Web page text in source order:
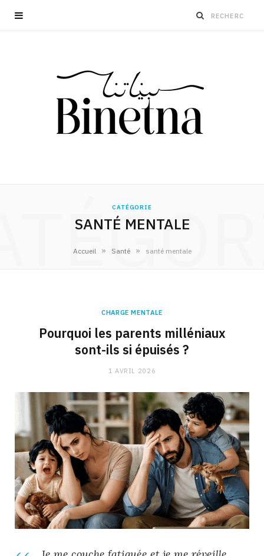
CATÉGORIE
SANTÉ MENTALE
Accueil » Santé » santé mentale
CHARGE MENTALE
Pourquoi les parents milléniaux
sont-ils si épuisés ?
1 AVRIL 2026